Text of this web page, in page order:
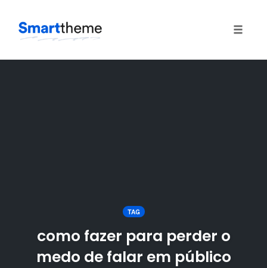
TAG
como fazer para perder o
medo de falar em público